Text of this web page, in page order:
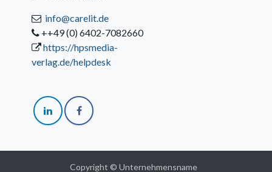
info@carelit.de
++49 (0) 6402-7082660
https://hpsmedia-
verlag.de/helpdesk
Copyright © Unternehmensname